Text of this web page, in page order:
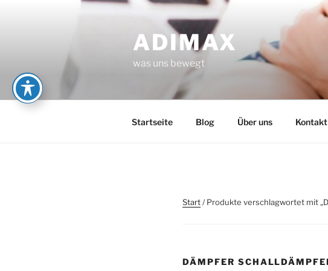
ADIMAX
was uns bewegt
Startseite Blog Über uns Kontakt
Start/ Produkte verschlagwortet mit
DÄMPFER